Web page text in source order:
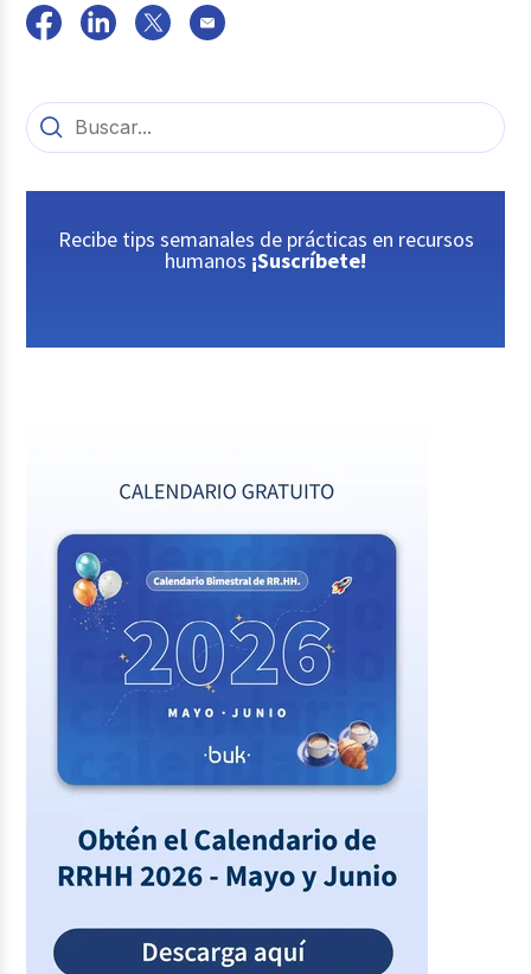
Recibe tips semanales de prácticas en recursos
humanos ¡Suscríbete!